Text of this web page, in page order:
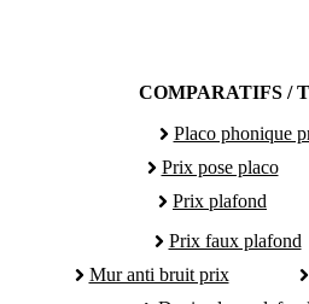
COMPARATIFS /
Placo phonique
Prix pose placo
Prix plafond
Prix faux plafond
Mur anti bruit prix